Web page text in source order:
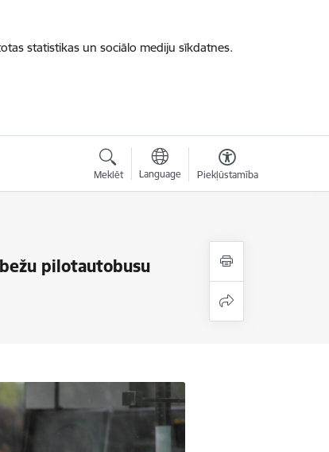
statistikas un sociālo mediju sīkdatnes.
Meklēt Language Piekļūstamība
pilotautobusu